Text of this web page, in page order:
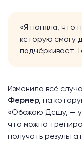
«Я поняла, что
которую смогу
подчёркивает
Изменила всё
Фермер, на
«Обожаю Дашу, —
что можно
получать